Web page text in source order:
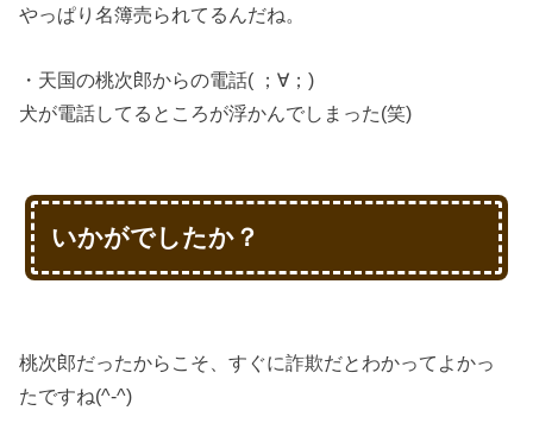
やっぱり名簿売られてるんだね。
・天国の桃次郎からの電話( ；∀；)
犬が電話してるところが浮かんでしまった(笑)
いかがでしたか？
桃次郎だったからこそ、すぐに詐欺だとわかってよかっ
たですね(^-^)